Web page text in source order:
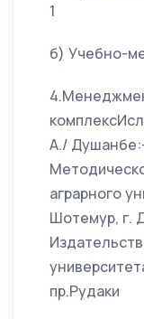
1
б) Учебно-
А./
аграрного
Шотемур, г.
пр.Рудаки